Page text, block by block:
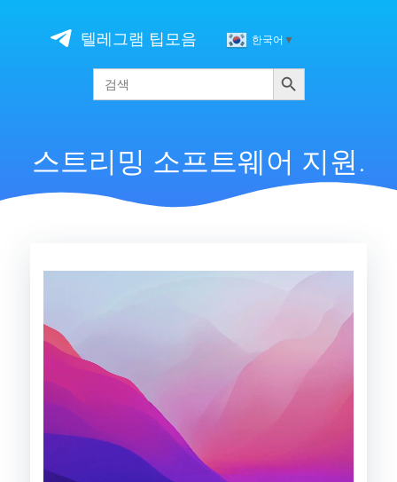
content
텔레그램 팁모음 한국어▼
Search
for:
검색
스트리밍 소프트웨어 지원.
오
플